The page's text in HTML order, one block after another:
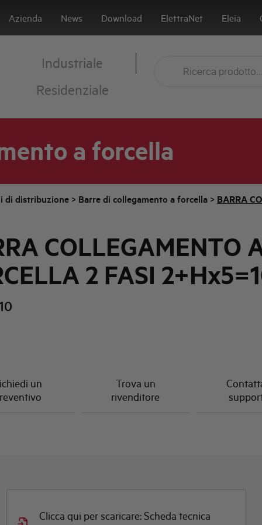
Azienda News Download ElettraNet Eleia
Industriale
Residenziale
a forcella
di distribuzione > Barre di collegamento a forcella > BARRA
COLLEGAMENTO
2 FASI
un
Trova un
rivenditore
Clicca qui per scaricare: Scheda tecnica